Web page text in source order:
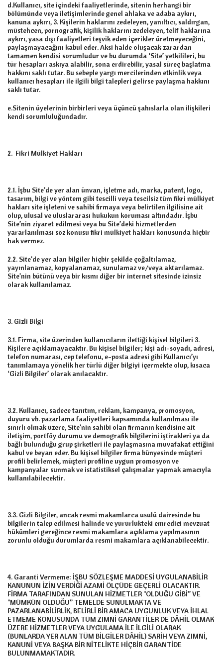
d.Kullanıcı, site içindeki faaliyetlerinde, sitenin herhangi bir
bölümünde veya iletişimlerinde genel ahlaka ve adaba aykırı,
kanuna aykırı, 3. Kişilerin haklarını zedeleyen, yanıltıcı, saldırgan,
müstehcen, pornografik, kişilik haklarını zedeleyen, telif haklarına
aykırı, yasa dışı faaliyetleri teşvik eden içerikler üretmeyeceğini,
paylaşmayacağını kabul eder. Aksi halde oluşacak zarardan
tamamen kendisi sorumludur ve bu durumda ‘Site’ yetkilileri, bu
tür hesapları askıya alabilir, sona erdirebilir, yasal süreç başlatma
hakkını saklı tutar. Bu sebeple yargı mercilerinden etkinlik veya
kullanıcı hesapları ile ilgili bilgi talepleri gelirse paylaşma hakkını
saklı tutar.
e.Sitenin üyelerinin birbirleri veya üçüncü şahıslarla olan ilişkileri
kendi sorumluluğundadır.
2. Fikri Mülkiyet Hakları
2.1. İşbu Site’de yer alan ünvan, işletme adı, marka, patent, logo,
tasarım, bilgi ve yöntem gibi tescilli veya tescilsiz tüm fikri mülkiyet
hakları site işleteni ve sahibi firmaya veya belirtilen ilgilisine ait
olup, ulusal ve uluslararası hukukun koruması altındadır. İşbu
Site’nin ziyaret edilmesi veya bu Site’deki hizmetlerden
yararlanılması söz konusu fikri mülkiyet hakları konusunda hiçbir
hak vermez.
2.2. Site’de yer alan bilgiler hiçbir şekilde çoğaltılamaz,
yayınlanamaz, kopyalanamaz, sunulamaz ve/veya aktarılamaz.
Site’nin bütünü veya bir kısmı diğer bir internet sitesinde izinsiz
olarak kullanılamaz.
3. Gizli Bilgi
3.1. Firma, site üzerinden kullanıcıların ilettiği kişisel bilgileri 3.
Kişilere açıklamayacaktır. Bu kişisel bilgiler; kişi adı-soyadı, adresi,
telefon numarası, cep telefonu, e-posta adresi gibi Kullanıcı’yı
tanımlamaya yönelik her türlü diğer bilgiyi içermekte olup, kısaca
‘Gizli Bilgiler’ olarak anılacaktır.
3.2. Kullanıcı, sadece tanıtım, reklam, kampanya, promosyon,
duyuru vb. pazarlama faaliyetleri kapsamında kullanılması ile
sınırlı olmak üzere, Site’nin sahibi olan firmanın kendisine ait
iletişim, portföy durumu ve demografik bilgilerini iştirakleri ya da
bağlı bulunduğu grup şirketleri ile paylaşmasına muvafakat ettiğini
kabul ve beyan eder. Bu kişisel bilgiler firma bünyesinde müşteri
profili belirlemek, müşteri profiline uygun promosyon ve
kampanyalar sunmak ve istatistiksel çalışmalar yapmak amacıyla
kullanılabilecektir.
3.3. Gizli Bilgiler, ancak resmi makamlarca usulü dairesinde bu
bilgilerin talep edilmesi halinde ve yürürlükteki emredici mevzuat
hükümleri gereğince resmi makamlara açıklama yapılmasının
zorunlu olduğu durumlarda resmi makamlara açıklanabilecektir.
4. Garanti Vermeme: İŞBU SÖZLEŞME MADDESİ UYGULANABİLİR
KANUNUN İZİN VERDİĞİ AZAMİ ÖLÇÜDE GEÇERLİ OLACAKTIR.
FİRMA TARAFINDAN SUNULAN HİZMETLER "OLDUĞU GİBİ” VE
"MÜMKÜN OLDUĞU” TEMELDE SUNULMAKTA VE
PAZARLANABİLİRLİK, BELİRLİ BİR AMACA UYGUNLUK VEYA İHLAL
ETMEME KONUSUNDA TÜM ZIMNİ GARANTİLER DE DÂHİL OLMAK
ÜZERE HİZMETLER VEYA UYGULAMA İLE İLGİLİ OLARAK
(BUNLARDA YER ALAN TÜM BİLGİLER DÂHİL) SARİH VEYA ZIMNİ,
KANUNİ VEYA BAŞKA BİR NİTELİKTE HİÇBİR GARANTİDE
BULUNMAMAKTADIR.